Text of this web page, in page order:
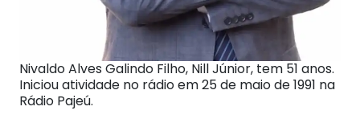
Nivaldo Alves Galindo Filho, Nill Júnior, tem 51 anos.
Iniciou atividade no rádio em 25 de maio de 1991 na
Rádio Pajeú.